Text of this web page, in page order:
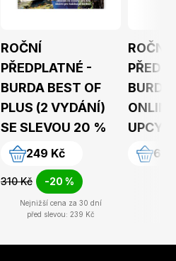
ROČNÍ
PŘEDPLATNÉ -
BURDA BEST OF
PLUS (2 VYDÁNÍ)
SE SLEVOU 20 %
249 Kč
-20 %
310 Kč
Nejnižší cena za 30 dní
před slevou: 239 Kč
ROČNÍ